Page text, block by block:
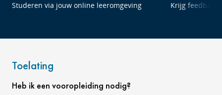
Studeren via jouw online leeromgeving Krijg feedback
Toelating
Heb ik een vooropleiding nodig?